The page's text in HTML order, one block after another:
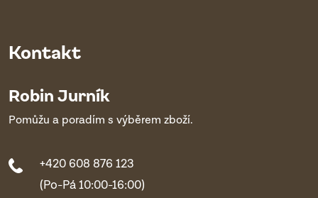
Kontakt
Robin Jurník
Pomůžu a poradím s výběrem zboží.
+420 608 876 123
(Po-Pá 10:00-16:00)